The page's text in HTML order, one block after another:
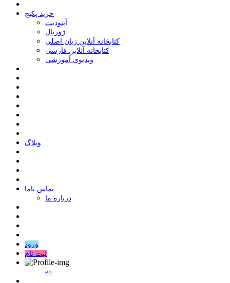
خرید پکیج
ﺁﭘﺘﻮﺩﯾﺖ
ﮊﻭﺭﻧﺎﻝ
کتابخانه آنلاین زبان اصلی
کتابخانه آنلاین فارسی
ویدیوی آموزشی
وبلاگ
ﺗﻤﺎﺱ ﺑﺎﻣﺎ
درباره ما
ورود
ثبت نام
en